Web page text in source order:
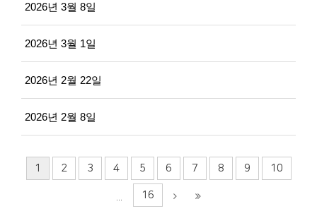
2026년 3월 8일
2026년 3월 1일
2026년 2월 22일
2026년 2월 8일
1 2 3 4 5 6 7 8 9 10
16